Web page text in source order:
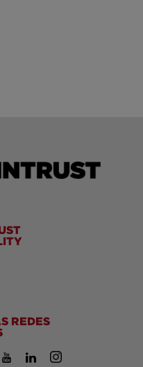
REDES